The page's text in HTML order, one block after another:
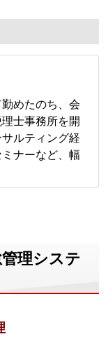
めたのち、会
士事務所を開
ルティング経
ナーなど、幅
理システ